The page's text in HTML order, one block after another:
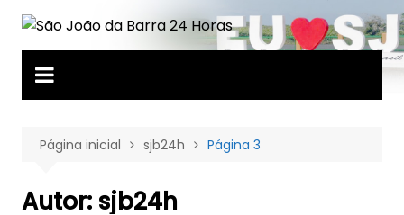
para
conteúdo
Página inicial sjb24h Página 3
Autor: sjb24h